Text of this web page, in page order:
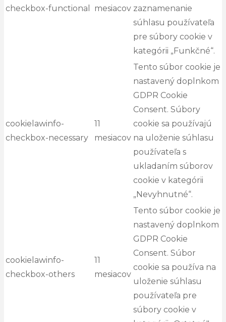
checkbox-functional
mesiacov zaznamenanie
súhlasu používateľa
pre súbory cookie v
kategórii „Funkčné“.
cookielawinfo-
checkbox-necessary
11
mesiacov
Tento súbor cookie je
nastavený doplnkom
GDPR Cookie
Consent. Súbory
cookie sa používajú
na uloženie súhlasu
používateľa s
ukladaním súborov
cookie v kategórii
„Nevyhnutné“.
cookielawinfo-
checkbox-others
11
mesiacov
Tento súbor cookie je
nastavený doplnkom
GDPR Cookie
Consent. Súbor
cookie sa používa na
uloženie súhlasu
používateľa pre
súbory cookie v